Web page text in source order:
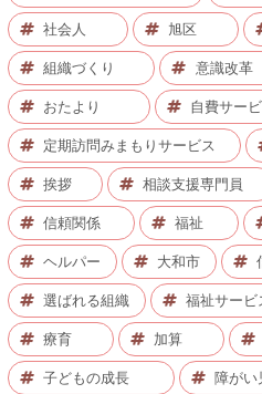
社会人 旭区
組織づくり 意識改革
おたより 自費サー
定期訪問みまもりサービス
挨拶 相談支援専門員
信頼関係 福祉
ヘルパー 大和市
選ばれる組織 福祉サービ
療育 加算
子どもの成長 障がい